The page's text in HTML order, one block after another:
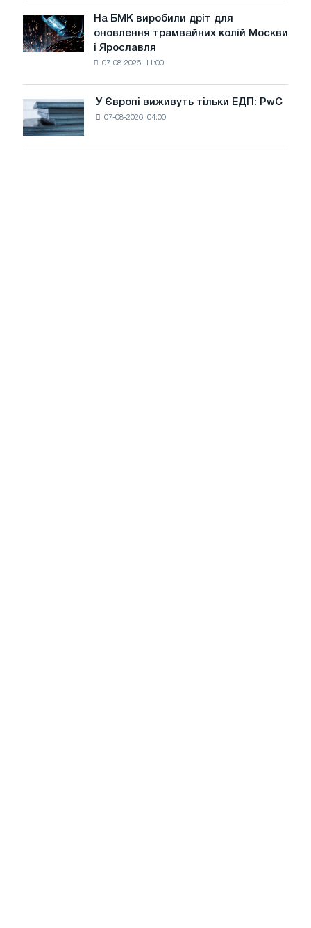
цілей
декарбонізації
липні
На
БМК
виробили
трамвайних
колій
На БМК виробили дріт для
оновлення трамвайних колій Москви
і Ярославля
07-08-2026, 11:00
Європі
виживуть
тільки
У Європі виживуть тільки ЕДП: PwC
07-08-2026, 04:00